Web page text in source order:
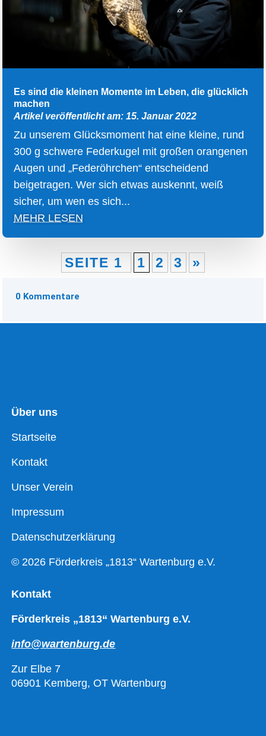
Es sind die kleinen Momente im Leben, die glücklich
machen
Artikel veröffentlicht am: 15. Januar 2022
Zu unserem Glücksmoment hat eine kleine, rund
300 g schwere Federkugel mit großen orangenen
Augen und „Federöhrchen“ entscheidend
beigetragen. Wer sich etwas auskennt, weiß
sicher, um wen es sich...
MEHR LESEN
SEITE 1 1 2 3 »
0 Kommentare
Über uns
Startseite
Kontakt
Unser Verein
Impressum
Datenschutzerklärung
© 2026 Förderkreis „1813“ Wartenburg e.V.
Kontakt
Förderkreis „1813“ Wartenburg e.V.
info@wartenburg.de
Zur Elbe 7
06901 Kemberg, OT Wartenburg